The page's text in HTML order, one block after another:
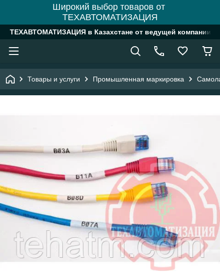
Широкий выбор товаров от
ТЕХАВТОМАТИЗАЦИЯ
ТЕХАВТОМАТИЗАЦИЯ в Казахстане от ведущей компании
Товары и услуги Промышленная маркировка